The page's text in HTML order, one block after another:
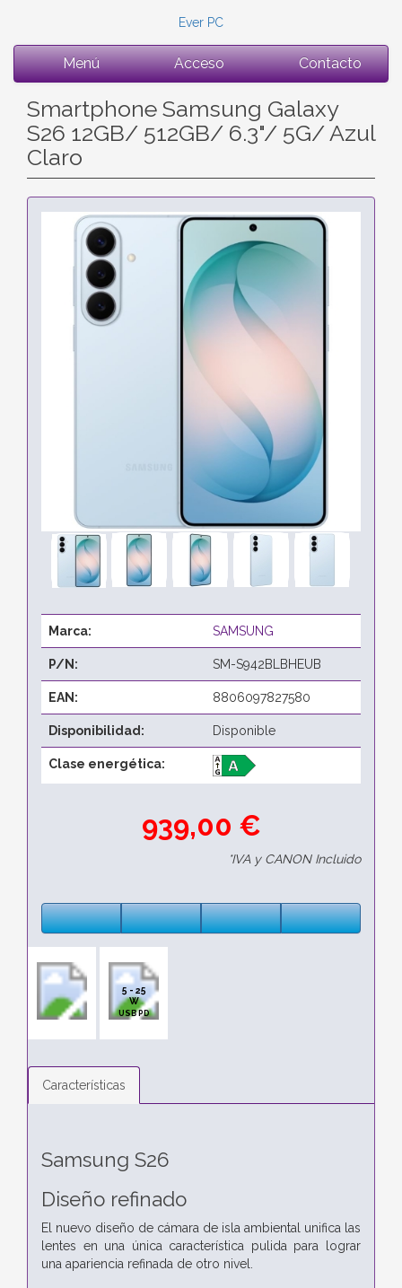
Ever PC
Menú Acceso Contacto
Smartphone Samsung Galaxy
S26 12GB/ 512GB/ 6.3"/ 5G/ Azul
Claro
Marca: SAMSUNG
P/N: SM-S942BLBHEUB
EAN: 8806097827580
Disponibilidad: Disponible
Clase energética:
939,00 €
*IVA y CANON Incluido
5 - 25
W
USB PD
Características
Samsung S26
Diseño refinado
El nuevo diseño de cámara de isla ambiental unifica las
lentes en una única característica pulida para lograr
una apariencia refinada de otro nivel.